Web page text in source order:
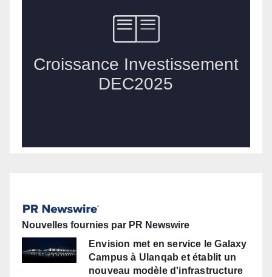
Nouvelles fournies par PR Newswire
Envision met en service le Galaxy
Campus à Ulanqab et établit un
nouveau modèle d'infrastructure